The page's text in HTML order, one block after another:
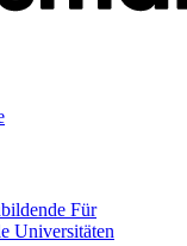
Für
Universitäten